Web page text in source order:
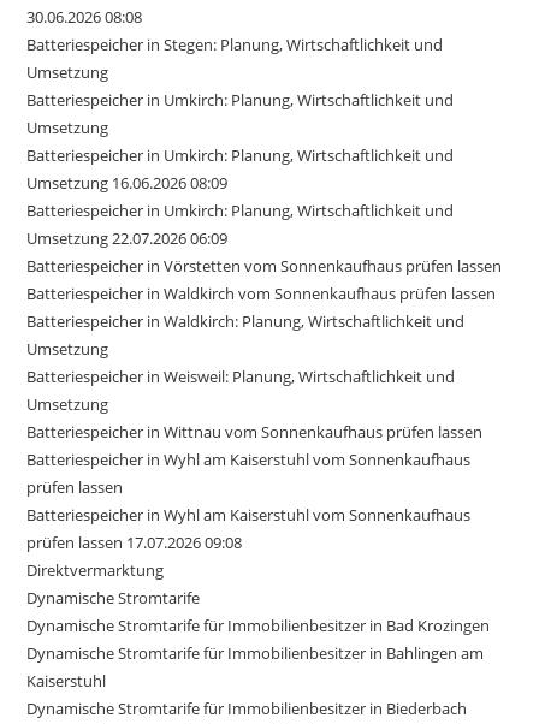
30.06.2026 08:08
Batteriespeicher in Stegen: Planung, Wirtschaftlichkeit und
Umsetzung
Batteriespeicher in Umkirch: Planung, Wirtschaftlichkeit und
Umsetzung
Batteriespeicher in Umkirch: Planung, Wirtschaftlichkeit und
Umsetzung 16.06.2026 08:09
Batteriespeicher in Umkirch: Planung, Wirtschaftlichkeit und
Umsetzung 22.07.2026 06:09
Batteriespeicher in Vörstetten vom Sonnenkaufhaus prüfen lassen
Batteriespeicher in Waldkirch vom Sonnenkaufhaus prüfen lassen
Batteriespeicher in Waldkirch: Planung, Wirtschaftlichkeit und
Umsetzung
Batteriespeicher in Weisweil: Planung, Wirtschaftlichkeit und
Umsetzung
Batteriespeicher in Wittnau vom Sonnenkaufhaus prüfen lassen
Batteriespeicher in Wyhl am Kaiserstuhl vom Sonnenkaufhaus
prüfen lassen
Batteriespeicher in Wyhl am Kaiserstuhl vom Sonnenkaufhaus
prüfen lassen 17.07.2026 09:08
Direktvermarktung
Dynamische Stromtarife
Dynamische Stromtarife für Immobilienbesitzer in Bad Krozingen
Dynamische Stromtarife für Immobilienbesitzer in Bahlingen am
Kaiserstuhl
Dynamische Stromtarife für Immobilienbesitzer in Biederbach